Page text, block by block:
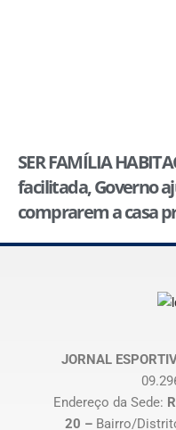
SER FAMÍLIA
facilitada, Governo
comprarem a casa
JORNAL
Endereço da Sede:
20 – Bairro/